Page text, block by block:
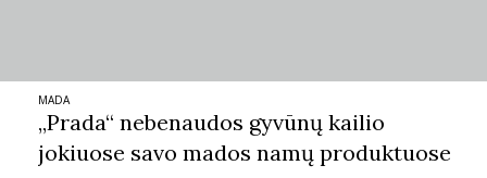
MADA
„Prada“ nebenaudos gyvūnų kailio
jokiuose savo mados namų produktuose